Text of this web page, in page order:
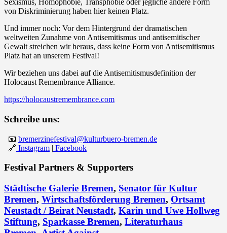
Sexismus, Homophobie, Transphobie oder jegliche andere Form
von Diskriminierung haben hier keinen Platz.
Und immer noch: Vor dem Hintergrund der dramatischen
weltweiten Zunahme von Antisemitismus und antisemitischer
Gewalt streichen wir heraus, dass keine Form von Antisemitismus
Platz hat an unserem Festival!
Wir beziehen uns dabei auf die Antisemitismusdefinition der
Holocaust Remembrance Alliance.
https://holocaustremembrance.com
Schreibe uns:
📧 bremerzinefestival@kulturbuero-bremen.de
🔗 Instagram | Facebook
Festival Partners & Supporters
Städtische Galerie Bremen, Senator für Kultur
Bremen, Wirtschaftsförderung Bremen, Ortsamt
Neustadt / Beirat Neustadt, Karin und Uwe Hollweg
Stiftung, Sparkasse Bremen, Literaturhaus